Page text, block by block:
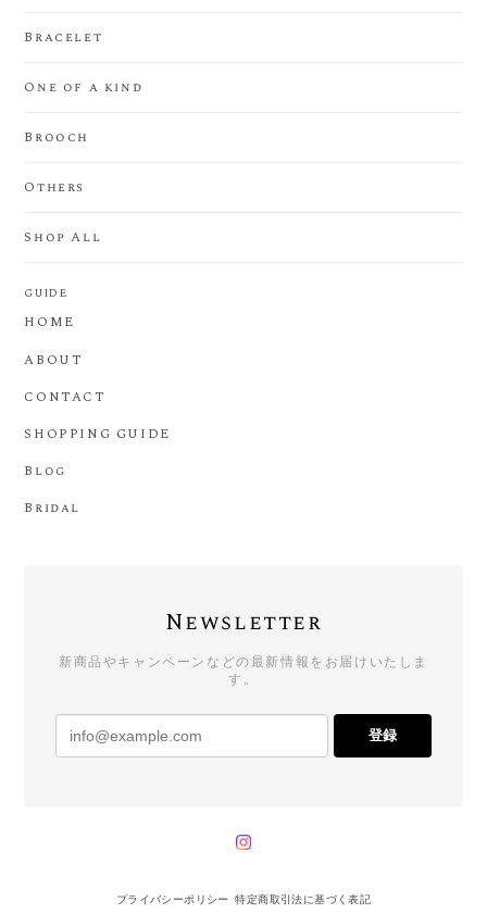
Bracelet
One of a kind
Brooch
Others
Shop All
GUIDE
HOME
ABOUT
CONTACT
SHOPPING GUIDE
Blog
Bridal
Newsletter
新商品やキャンペーンなどの最新情報をお届けいたしま
す。
登録
プライバシーポリシー 特定商取引法に基づく表記